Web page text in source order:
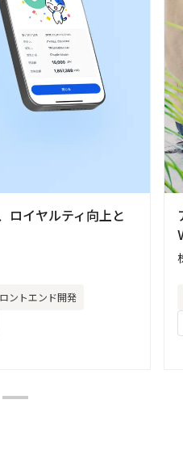
ロイヤルティ向上と
ントエンド開発